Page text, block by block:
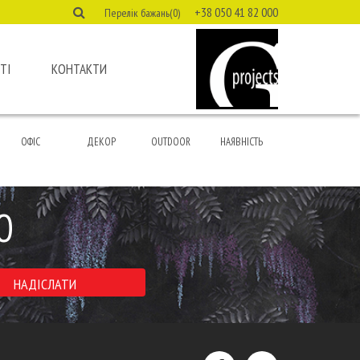
Перелік бажань(0) +38 050 41 82 000
КОНТАКТИ
ОФІС ДЕКОР OUTDOOR НАЯВНІСТЬ